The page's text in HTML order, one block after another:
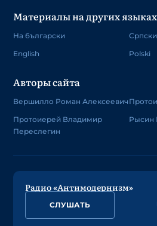
Материалы на других языках
На български
English
Српски
Polski
Авторы сайта
Вершилло Роман Алексеевич
Протоиерей Владимир
Переслегин
Рысин
Радио «Антимодернизм»
СЛУШАТЬ